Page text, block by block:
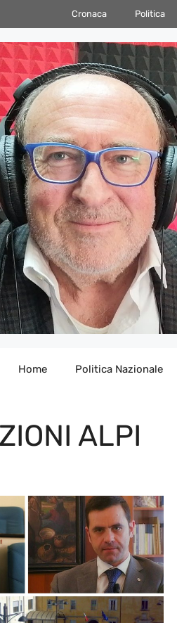
Cronaca Politica
Home Politica Nazionale
ALPI